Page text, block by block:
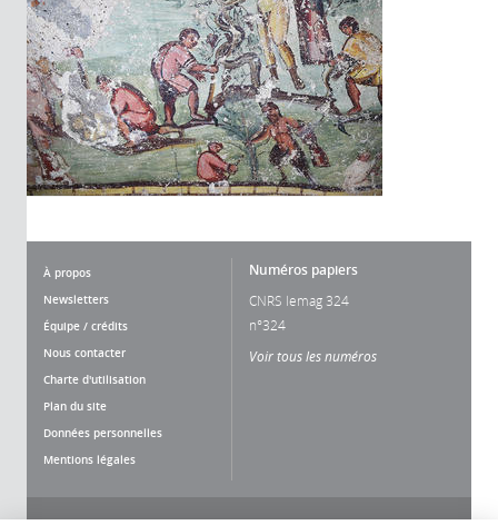
À propos
Newsletters
Équipe / crédits
Nous contacter
Charte d'utilisation
Plan du site
Données personnelles
Mentions légales
Numéros papiers
CNRS lemag 324
n°324
Voir tous les numéros